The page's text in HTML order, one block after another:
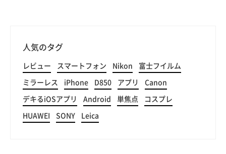
人気のタグ
レビュー スマートフォン Nikon 富士フイルム
ミラーレス iPhone D850 アプリ Canon
デキるiOSアプリ Android 単焦点 コスプレ
HUAWEI SONY Leica